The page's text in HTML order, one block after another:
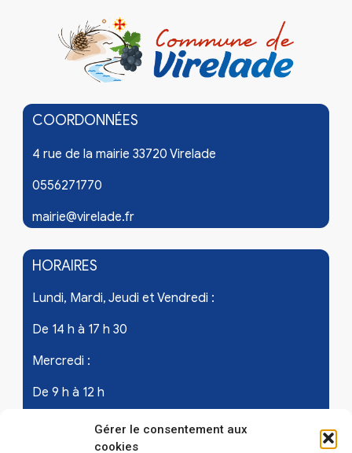
Gérer le consentement aux
cookies
COORDONNÉES
4 rue de la mairie 33720 Virelade
0556271770
mairie@virelade.fr
HORAIRES
Lundi, Mardi, Jeudi et Vendredi :
De 14 h à 17 h 30
Mercredi :
De 9 h à 12 h
Samedi - les 1er et 3ème de chaque mois :